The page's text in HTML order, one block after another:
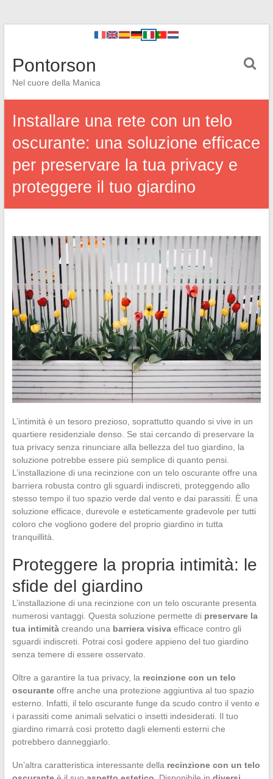
Pontorson
Nel cuore della Manica
Installare una rete con un telo
oscurante: una soluzione efficace
per preservare la tua privacy e
proteggere il tuo giardino
L’intimità è un tesoro prezioso, soprattutto quando si vive in un
quartiere residenziale denso. Se stai cercando di preservare la
tua privacy senza rinunciare alla bellezza del tuo giardino, la
soluzione potrebbe essere più semplice di quanto pensi.
L’installazione di una recinzione con un telo oscurante offre una
barriera robusta contro gli sguardi indiscreti, proteggendo allo
stesso tempo il tuo spazio verde dal vento e dai parassiti. È una
soluzione efficace, durevole e esteticamente gradevole per tutti
coloro che vogliono godere del proprio giardino in tutta
tranquillità.
Proteggere la propria intimità: le
sfide del giardino
L’installazione di una recinzione con un telo oscurante presenta
numerosi vantaggi. Questa soluzione permette di preservare la
tua intimitàcreando una barriera visivaefficace contro gli
sguardi indiscreti. Potrai così godere appieno del tuo giardino
senza temere di essere osservato.
Oltre a garantire la tua privacy, la recinzione con un telo
oscuranteoffre anche una protezione aggiuntiva al tuo spazio
esterno. Infatti, il telo oscurante funge da scudo contro il vento e
i parassiti come animali selvatici o insetti indesiderati. Il tuo
giardino rimarrà così protetto dagli elementi esterni che
potrebbero danneggiarlo.
Un’altra caratteristica interessante della recinzione con un telo